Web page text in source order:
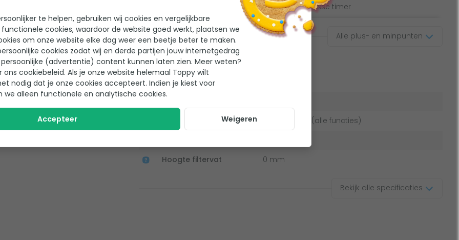
stappen
Niet aan te sluiten op frequentieregelaar of losse timer
Alle plus- en minpunten
Belangrijkste specificaties
6-weg kraan (alle functies)
Hoogte filtervat
0 mm
Bekijk alle specificaties
te helpen, gebruiken wij cookies en vergelijkbare
cookies, waardoor de website goed werkt, plaatsen we
om onze website elke dag weer een beetje beter te maken.
cookies zodat wij en derde partijen jouw internetgedrag
(advertentie) content kunnen laten zien. Meer weten?
ons cookiebeleid. Als je onze website helemaal Toppy wilt
nodig dat je onze cookies accepteert. Indien je kiest voor
we alleen functionele en analytische cookies.
Accepteer Weigeren